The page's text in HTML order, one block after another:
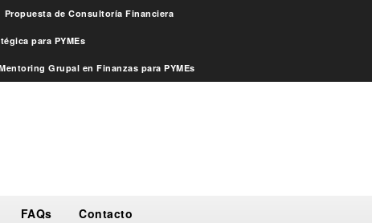
Propuesta de Consultoría Financiera
para PYMEs
Grupal en Finanzas para PYMEs
FAQs Contacto